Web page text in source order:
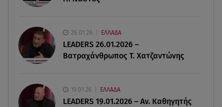
animal print μπικίνι!
08.08.26 , 13:49
Πάνω από 56.000 επιβάτες αναχώρησαν σήμερα
από τα λιμάνια της Αττικής
26.01.26 ΕΛΛΑΔΑ
LEADERS 26.01.2026 –
Βατραχάνθρωπος Τ. Χατζαντώνης
19.01.26 ΕΛΛΑΔΑ
LEADERS 19.01.2026 – Αν. Καθηγητής